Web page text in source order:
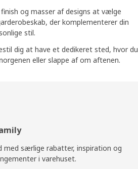
og masser af designs at vælge
der komplementerer din
stil.
dig at have et dedikeret sted, hvor du
eller slappe af om aftenen.
med særlige rabatter, inspiration og
i varehuset.